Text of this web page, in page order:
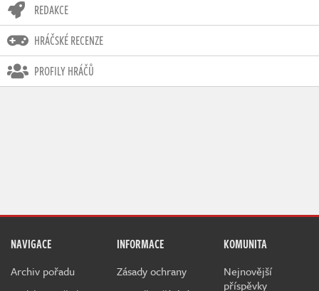
REDAKCE
HRÁČSKÉ RECENZE
PROFILY HRÁČŮ
NAVIGACE
Archiv pořadu
INFORMACE
Zásady ochrany
KOMUNITA
Nejnovější
příspěvky